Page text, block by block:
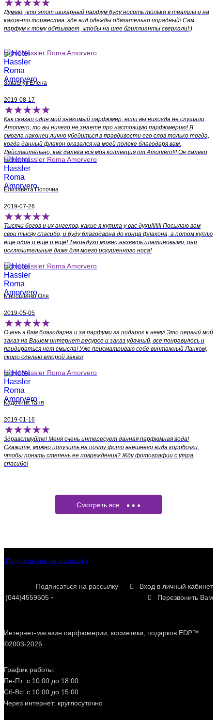
Думаю, что этот шикарный парфум буду носить только в театры и на
какие-то торжества, где вид одежды обязательно порадный! Сам
парфум к тому обязывает, чтобы на шее бриллианты сверкали!:)
Hotel Hassler Roma Amorvero
Закаблук Елена
2019-08-17
Как сказал один мой знакомый парфюмер, если вы никогда не слушали
Amorvero, то вы ничего не знаете про настоящую парфюмерию! Я
смогла наконец лично убедиться в правдивости его слов только тогда,
когда данный флакон оказался на моей полеке благодаря вам.
Действительно, как далека вся моя коллекция от Amorvero!!! Он далеко
впереди и пока один, что по-настоящему завоевал мое сердце!
Hotel Hassler Roma Amorvero
Елизавета Поточна
2019-07-26
Тысячи богов и их ангелов, какие я купила у вас духи!!!!!!! Посылаю вам
свои тысяу спасибо, и буду благодарна до конца флакона, а потом куплю
еще один и еще и еще! Такиедухи можно назвать платиновыми, они
исключительные даже для моего искушенного носа!
Hotel Hassler Roma Amorvero
Мирощенко Оля
2019-05-05
Очень я Вам благодарна и за парфуми за подарок к нему! Это первый мой
заказ на Вашем интернет ресурсе и заказ удачный, все понравилось и
придираться нет смысла! Уже присматриваю себе винтажный Ланком,
скоро сделаю второй заказ!
Hotel Hassler Roma Amorvero
Кадочник Таня
2019-01-16
Здравствуйте! Меня очень интересует данная парфюмная вода!
Скажите, можно получить на почту фото внешнего вида коробочки,
чтобы понять степень ее повреждения? Жду фотографии с утра,
спасибо!
Смотреть все
Подписаться на рассылку
Подписаться на рассылку
Вход в личный кабинет
Перезвонить Вам
(044)4559505
Интернет-магазин парфюмерии, косметики, подарков EDP™
©2003-2026
График работы:
Пн-Пт: с 10:00 до 18:00
Сб-Вс: с 10:00 до 15:00
Через интернет: круглосуточно